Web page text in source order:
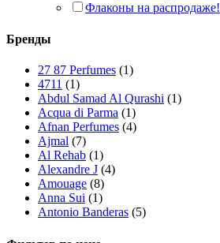
Флаконы на распродаже!
Бренды
27 87 Perfumes (1)
4711 (1)
Abdul Samad Al Qurashi (1)
Acqua di Parma (1)
Afnan Perfumes (4)
Ajmal (7)
Al Rehab (1)
Alexandre J (4)
Amouage (8)
Anna Sui (1)
Antonio Banderas (5)
Ard Al Zaafaran